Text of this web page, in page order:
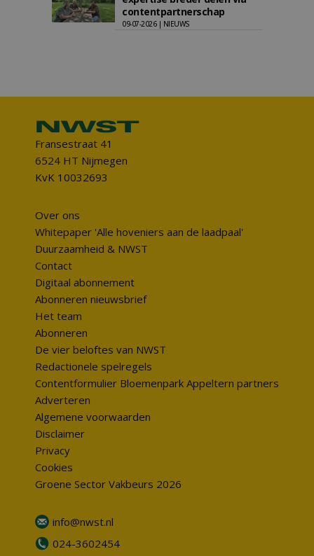
contentpartnerschap
09-07-2026 | NIEUWS
Fransestraat 41
6524 HT Nijmegen
KvK 10032693
Over ons
Whitepaper 'Alle hoveniers aan de laadpaal'
Duurzaamheid & NWST
Contact
Digitaal abonnement
Abonneren nieuwsbrief
Het team
Abonneren
De vier beloftes van NWST
Redactionele spelregels
Contentformulier Bloemenpark Appeltern partners
Adverteren
Algemene voorwaarden
Disclaimer
Privacy
Cookies
Groene Sector Vakbeurs 2026
info@nwst.nl
024-3602454